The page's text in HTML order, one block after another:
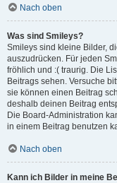
Nach oben
Was sind Smileys?
Smileys sind kleine Bilder,
auszudrücken. Für jeden
fröhlich und :( traurig. Die
Beitrags sehen. Versuche
sie können einen Beitrag
deshalb deinen Beitrag
Die Board-Administration
in einem Beitrag benutzen
Nach oben
Kann ich Bilder in meine